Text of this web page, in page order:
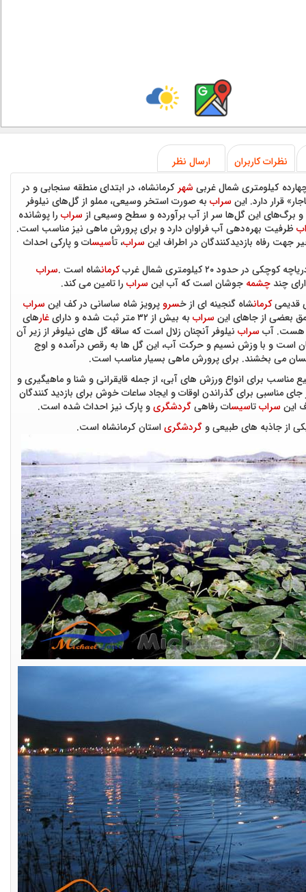
نظرات کاربران
ارسال نظر
كیلومتری شمال غربیشهر كرمانشاه، در ابتدای منطقه سنجابی و در
قرار دارد. اینسراب به صورت استخر وسیعی، مملو از گل‌های نیلوفر
برگ‌های این گل‌ها سر از آب برآورده و سطح وسیعی از سراب را پوشانده
ظرفیت بهره‌دهی آب فراوان دارد و برای پرورش ماهی نیز مناسب است.
جهت رفاه بازدیدكنندگان در اطراف اینسراب، تأسیسات و پاركی احداث
کوچکی در حدود ۲۰ کیلومتری شمال غرب
کرمانشاه است .سراب
چندچشمه جوشان است که آب اینسراب را تامین می کند.
قدیمیکرمانشاه گنجینه ای از خسرو پرویز شاه ساسانی در کف اینسراب
بعضی از جاهای اینسراب به بیش از ۳۲ متر ثبت شده و دارای غارهای
هست. آبسراب نیلوفر آنچنان زلال است که ساقه گل های نیلوفر از زیر آن
است و با وزش نسیم و حرکت آب، این گل ها به رقص درآمده و اوج
می بخشند. برای پرورش ماهی بسیار مناسب است.
مناسب برای انواع ورزش های آبی، از جمله قایقرانی و شنا و ماهیگیری و
مناسبی برای گذراندن اوقات و ایجاد ساعات خوش برای بازدید کنندگان
اینسرابتاسیسات رفاهیگردشگریو پارک نیز احداث شده است.
از جاذبه های طبیعی و گردشگریاستان كرمانشاه است.